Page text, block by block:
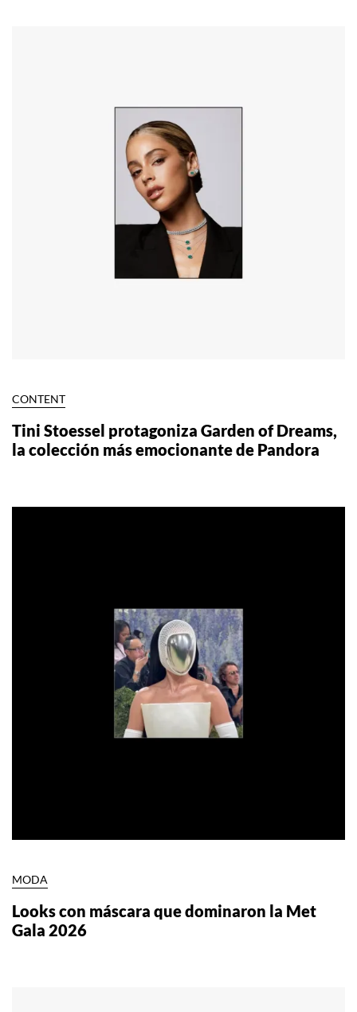
CONTENT
Tini Stoessel protagoniza Garden of Dreams,
la colección más emocionante de Pandora
MODA
Looks con máscara que dominaron la Met
Gala 2026